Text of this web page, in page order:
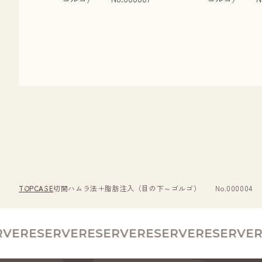
TOPCASE切開ハムラ法＋脂肪注入（目の下～ゴルゴ） No.000004
RESERVERESERVERESERVERESERVE